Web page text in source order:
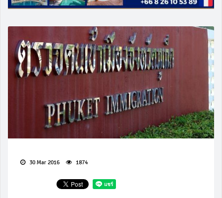
Un touriste français blessé en se faisant arracher son collier en
30 Mar 2016 1874